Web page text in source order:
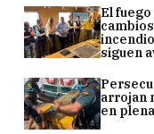
El
siguen
arrojan
en